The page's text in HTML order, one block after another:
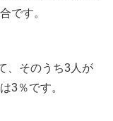
です。
、そのうち3人が
3％です。